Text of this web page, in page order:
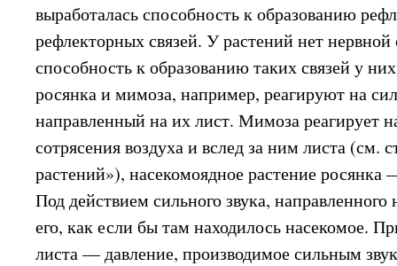
выработалась способность к образованию
рефлекторных связей. У растений нет
способность к образованию таких связей у
росянка и мимоза, например, реагируют на
направленный на их лист. Мимоза реагирует
сотрясения воздуха и вслед за ним листа (см.
растений»), насекомоядное растение
Под действием сильного звука, направленного
его, как если бы там находилось насекомое.
листа — давление, производимое сильным